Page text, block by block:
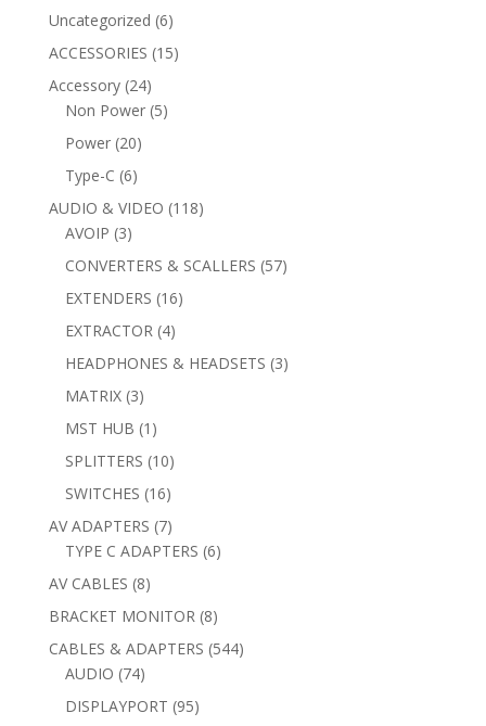
Uncategorized 66
products
ACCESSORIES 1515
Accessory 2424
products
Non Power 55
Power 2020
products
Type-C 66
products
AUDIO & VIDEO 118118
AVOIP 33
products
CONVERTERS & SCALLERS 5757
EXTENDERS 1616
EXTRACTOR 44
products
HEADPHONES & HEADSETS 33
MATRIX 33
products
MST HUB 1 1
product
SPLITTERS 1010
products
SWITCHES 1616
products
AV ADAPTERS 77
products
TYPE C ADAPTERS 66
AV CABLES 88
products
BRACKET MONITOR 88
products
CABLES & ADAPTERS 544544
AUDIO 7474
products
DISPLAYPORT 9595